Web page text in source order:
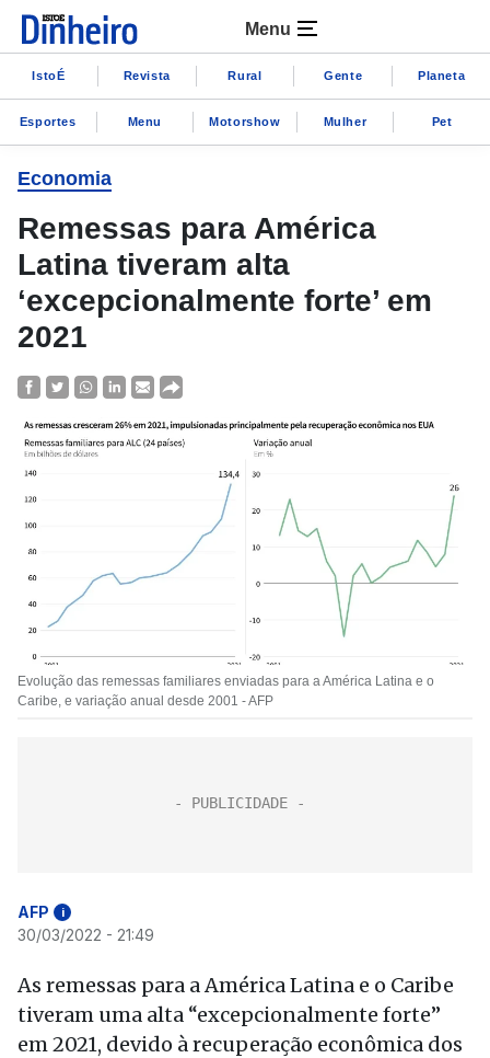
Menu
IstoÉ Revista Rural Gente Planeta
Esportes Menu Motorshow Mulher Pet
Economia
Remessas para América
Latina tiveram alta
‘excepcionalmente forte’ em
2021
Evolução das remessas familiares enviadas para a América Latina e o
Caribe, e variação anual desde 2001 - AFP
AFP i
30/03/2022 - 21:49
As remessas para a América Latina e o Caribe
tiveram uma alta “excepcionalmente forte”
em 2021, devido à recuperação econômica dos